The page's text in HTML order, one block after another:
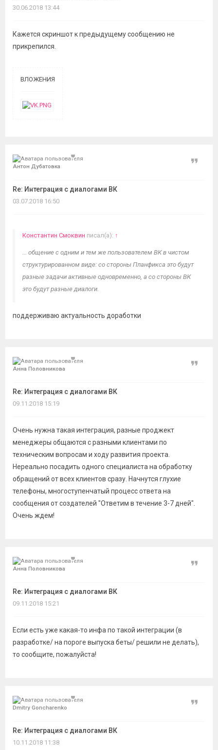
30.06.2018 13:44
Кажется скриншот к предыдущему сообщению не
прикрепился.
ВЛОЖЕНИЯ
Антон Дубатовка
Re: Интеграция с диалогами ВК
Цитата
03.07.2018 16:50
Константин Смоквин писал(а): ↑
... общение с одним и тем же пользователем ВК в чистом
структурированном виде: со стороны Планфикса это будут
разные задачи активные одновременно, а со стороны ВК
это будут разные диалоги.
поддерживаю актуальность доработки
Анна Половникова
Re: Интеграция с диалогами ВК
Цитата
09.11.2018 15:19
Очень нужна такая интеграция, разные проджект
менеджеры общаются с разными клиентами по
техническим вопросам и ходу развития проекта.
Нереально посадить одного специалиста на обработку
обращений от всех клиентов сразу. Начнутся глухие
телефоны, многоступенчатый процесс ответа на
сообщения от создателей "Ответим в течение 3-7 дней".
Очень ждем!
Анна Половникова
Re: Интеграция с диалогами ВК
Цитата
09.11.2018 15:21
Если есть уже какая-то инфа по такой интеграции (в
разработке/ на пороге выпуска беты/ решили не делать),
то сообщите, пожалуйста!
Dmitry Goncharenko
Re: Интеграция с диалогами ВК
Цитата
10.11.2018 11:38